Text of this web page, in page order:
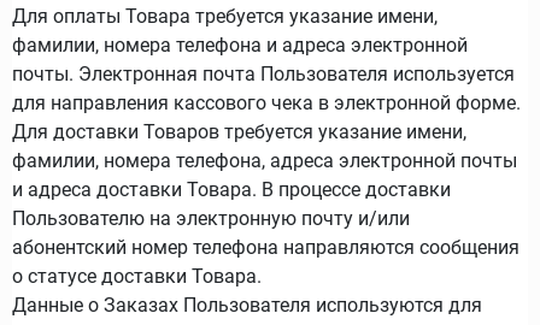
Для оплаты Товара требуется указание имени,
фамилии, номера телефона и адреса электронной
почты. Электронная почта Пользователя используется
для направления кассового чека в электронной форме.
Для доставки Товаров требуется указание имени,
фамилии, номера телефона, адреса электронной почты
и адреса доставки Товара. В процессе доставки
Пользователю на электронную почту и/или
абонентский номер телефона направляются сообщения
о статусе доставки Товара.
Данные о Заказах Пользователя используются для